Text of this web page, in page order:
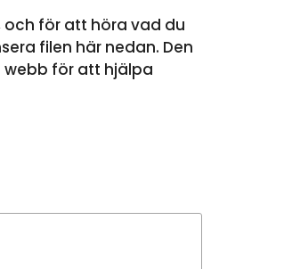
och för att höra vad du
filen här nedan. Den
webb för att hjälpa